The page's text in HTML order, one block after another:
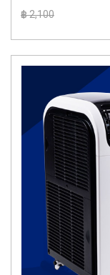
฿ 2,100